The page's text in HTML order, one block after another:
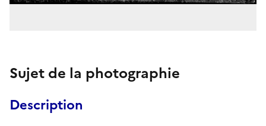
Sujet de la photographie
Description